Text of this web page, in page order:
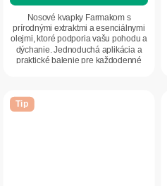
Nosové kvapky Farmakom s
prírodnými extraktmi a esenciálnymi
olejmi, ktoré podporia vašu pohodu a
dýchanie. Jednoduchá aplikácia a
praktické balenie pre každodenné
Tip